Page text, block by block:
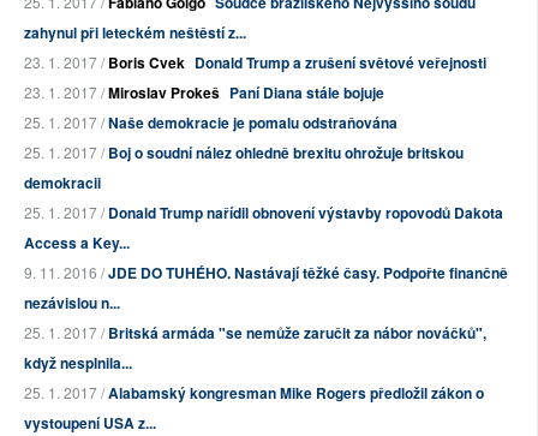
zahynul při leteckém neštěstí z...
23. 1. 2017 /Boris Cvek Donald Trump a zrušení světové veřejnosti
23. 1. 2017 /Miroslav Prokeš Paní Diana stále bojuje
25. 1. 2017 /Naše demokracie je pomalu odstraňována
25. 1. 2017 /Boj o soudní nález ohledně brexitu ohrožuje britskou
demokracii
25. 1. 2017 /Donald Trump nařídil obnovení výstavby ropovodů Dakota
Access a Key...
9. 11. 2016 /JDE DO TUHÉHO. Nastávají těžké časy. Podpořte finančně
nezávislou n...
25. 1. 2017 /Britská armáda "se nemůže zaručit za nábor nováčků",
když nesplnila...
25. 1. 2017 /Alabamský kongresman Mike Rogers předložil zákon o
vystoupení USA z...